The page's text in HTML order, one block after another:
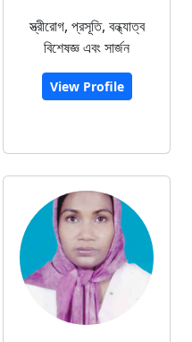
স্ত্রীরোগ, প্রসূতি, বন্ধ্যাত্ব
বিশেষজ্ঞ এবং সার্জন
View Profile